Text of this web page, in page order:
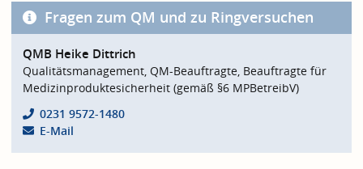
Fragen zum QM und zu Ringversuchen
QMB Heike Dittrich
Qualitätsmanagement, QM-Beauftragte, Beauftragte für
Medizinproduktesicherheit (gemäß §6 MPBetreibV)
0231 9572-1480
E-Mail